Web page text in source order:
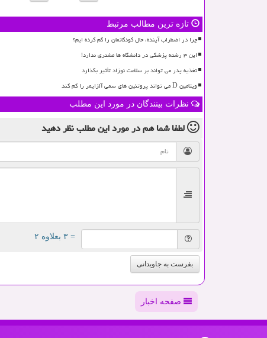
تازه ترین مطالب مرتبط
چرا در اضطراب آینده، حال کودکانمان را گم کرده ایم؟
این ۳ رشته پزشکی در دانشگاه ها مشتری ندارد!
تغذیه پدر می تواند بر سلامت نوزاد تأثیر بگذارد
ویتامین D می تواند پروتئین های سمی آلزایمر را کم کند
نظرات بینندگان در مورد این مطلب
لطفا شما همدر مورد این مطلبنظر دهید
= ۳ بعلاوه ۲
بفرست به جاویدانی
صفحه اخبار